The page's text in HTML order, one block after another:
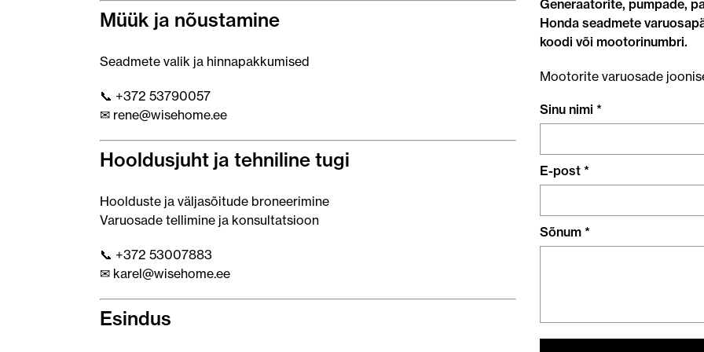
Müük ja nõustamine
Seadmete valik ja hinnapakkumised
📞 +372 53790057
✉ rene@wisehome.ee
Hooldusjuht ja tehniline tugi
Hoolduste ja väljasõitude broneerimine
Varuosade tellimine ja konsultatsioon
📞 +372 53007883
✉ karel@wisehome.ee
Esindus
Generaatorite, pumpade,
Honda seadmete
koodi või mootorinumbri.
Mootorite varuosade
Sinu nimi *
E-post *
Sõnum *